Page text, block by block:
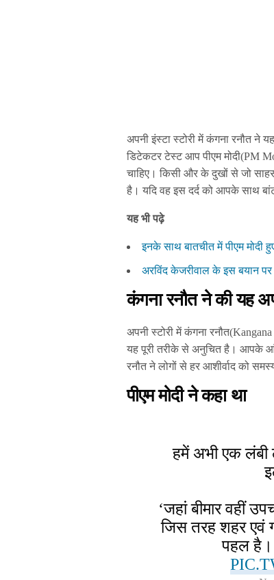
अपनी इंस्टा स्टोरी में कंगना रनौत ने
डिटेकटर टेस्ट आप पीएम मोदी(PM
चाहिए। किसी और के दुखों से जो
है। यदि वह इस दर्द को आपके साथ
यह भी पढ़े
इनके साथ बातचीत में पीएम मोदी
अरविंद केजरीवाल के इस बयान पर
कंगना रनौत ने की यह
अपनी स्टोरी में कंगना
यह पूरी तरीके से अनुचित है। आपके
रनौत ने लोगों से हर आशीर्वाद को
पीएम मोदी ने कहा था
हमें अभी एक लंबी
‘जहां बीमार वहीं
जिस तरह शहर एवं
पहल है।